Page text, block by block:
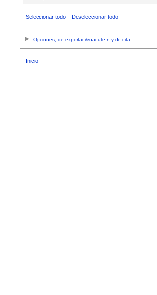
Seleccionar todo Deseleccionar todo
Opciones, de exportaci&oacute;n y de cita
Inicio